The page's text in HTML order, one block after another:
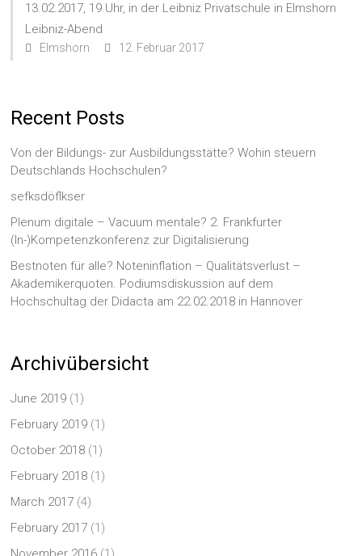
13.02.2017, 19 Uhr, in der Leibniz Privatschule in Elmshorn
Leibniz-Abend
Elmshorn 12. Februar 2017
Recent Posts
Von der Bildungs- zur Ausbildungsstätte? Wohin steuern
Deutschlands Hochschulen?
sefksdöflkser
Plenum digitale – Vacuum mentale? 2. Frankfurter
(In-)Kompetenzkonferenz zur Digitalisierung
Bestnoten für alle? Noteninflation – Qualitätsverlust –
Akademikerquoten. Podiumsdiskussion auf dem
Hochschultag der Didacta am 22.02.2018 in Hannover
Archivübersicht
June 2019 (1)
February 2019 (1)
October 2018 (1)
February 2018 (1)
March 2017 (4)
February 2017 (1)